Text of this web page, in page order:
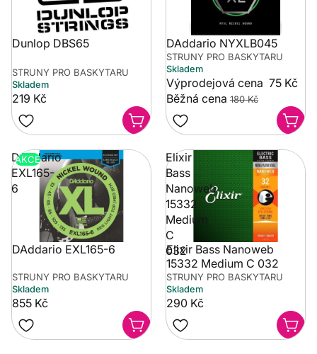
Dunlop DBS65
STRUNY PRO BASKYTARU
Skladem
219 Kč
DAddario NYXLB045
STRUNY PRO BASKYTARU
Skladem
Výprodejová cena 75 Kč
Běžná cena 180 Kč
DAddario
EXL165-
6
AKCE
DAddario EXL165-6
STRUNY PRO BASKYTARU
Skladem
855 Kč
Elixir
Bass
Nanoweb
15332
Medium
C
032
Elixir Bass Nanoweb
15332 Medium C 032
STRUNY PRO BASKYTARU
Skladem
290 Kč